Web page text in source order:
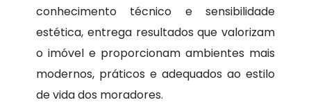
conhecimento técnico e sensibilidade
estética, entrega resultados que valorizam
o imóvel e proporcionam ambientes mais
modernos, práticos e adequados ao estilo
de vida dos moradores.